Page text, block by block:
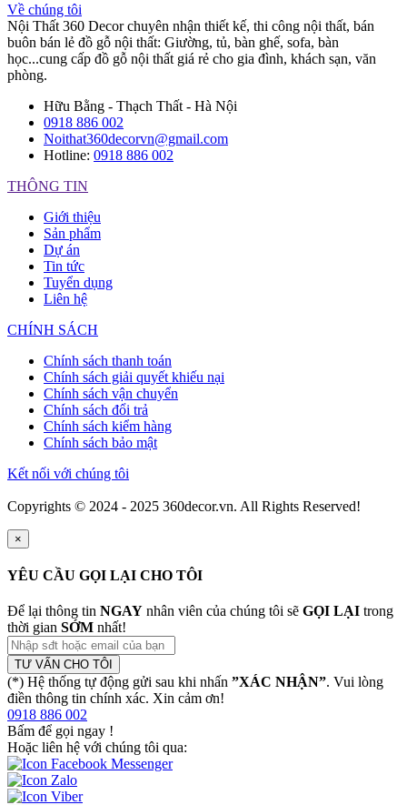
Về chúng tôi
Nội Thất 360 Decor chuyên nhận thiết kế, thi công nội thất, bán
buôn bán lẻ đồ gỗ nội thất: Giường, tủ, bàn ghế, sofa, bàn
học...cung cấp đồ gỗ nội thất giá rẻ cho gia đình, khách sạn, văn
phòng.
Hữu Bằng - Thạch Thất - Hà Nội
0918 886 002
Noithat360decorvn@gmail.com
Hotline: 0918 886 002
THÔNG TIN
Giới thiệu
Sản phẩm
Dự án
Tin tức
Tuyển dụng
Liên hệ
CHÍNH SÁCH
Chính sách thanh toán
Chính sách giải quyết khiếu nại
Chính sách vận chuyển
Chính sách đổi trả
Chính sách kiểm hàng
Chính sách bảo mật
Kết nối với chúng tôi
Copyrights © 2024 - 2025 360decor.vn. All Rights Reserved!
×
YÊU CẦU GỌI LẠI CHO TÔI
Để lại thông tin NGAY nhân viên của chúng tôi sẽ GỌI LẠI trong
thời gian SỚM nhất!
TƯ VẤN CHO TÔI
(*) Hệ thống tự động gửi sau khi nhấn ”XÁC NHẬN”. Vui lòng
điền thông tin chính xác. Xin cảm ơn!
0918 886 002
Bấm để gọi ngay !
Hoặc liên hệ với chúng tôi qua: